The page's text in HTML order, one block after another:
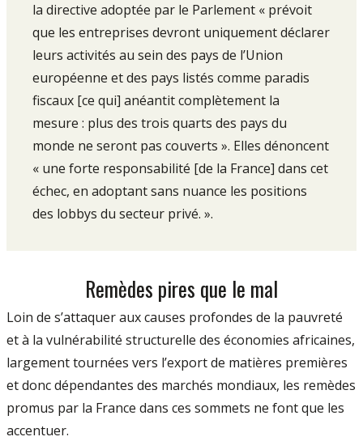
la directive adoptée par le Parlement « prévoit
que les entreprises devront uniquement déclarer
leurs activités au sein des pays de l’Union
européenne et des pays listés comme paradis
fiscaux [ce qui] anéantit complètement la
mesure : plus des trois quarts des pays du
monde ne seront pas couverts ». Elles dénoncent
« une forte responsabilité [de la France] dans cet
échec, en adoptant sans nuance les positions
des lobbys du secteur privé. ».
Remèdes pires que le mal
Loin de s’attaquer aux causes profondes de la pauvreté
et à la vulnérabilité structurelle des économies africaines,
largement tournées vers l’export de matières premières
et donc dépendantes des marchés mondiaux, les remèdes
promus par la France dans ces sommets ne font que les
accentuer.